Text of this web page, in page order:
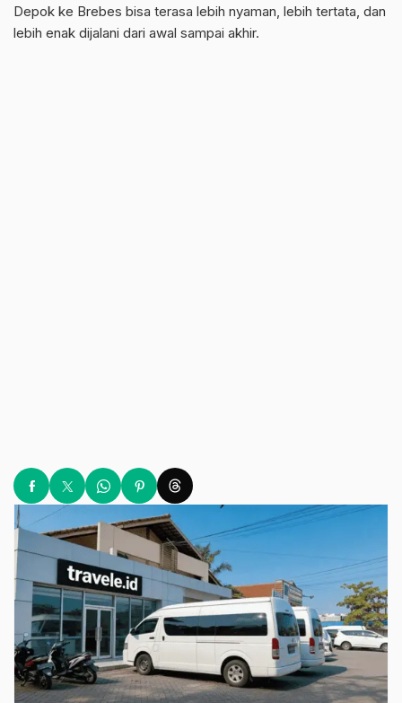
Depok ke Brebes bisa terasa lebih nyaman, lebih tertata, dan
lebih enak dijalani dari awal sampai akhir.